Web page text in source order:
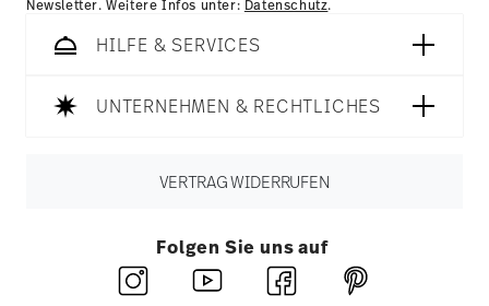
Newsletter. Weitere Infos unter: Datenschutz.
HILFE & SERVICES
UNTERNEHMEN & RECHTLICHES
VERTRAG WIDERRUFEN
Folgen Sie uns auf